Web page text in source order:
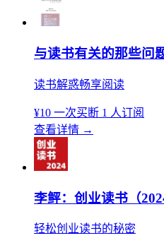
与读书有关的那些问
读书解惑畅享阅读
¥10 一次买断 1 人订阅
查看详情 →
李鲆：创业读书（
轻松创业读书的秘密